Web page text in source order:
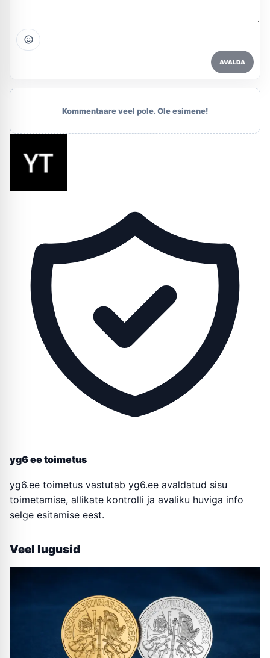
AVALDA
Kommentaare veel pole. Ole esimene!
yg6 ee toimetus
yg6.ee toimetus vastutab yg6.ee avaldatud sisu
toimetamise, allikate kontrolli ja avaliku huviga info
selge esitamise eest.
Veel lugusid